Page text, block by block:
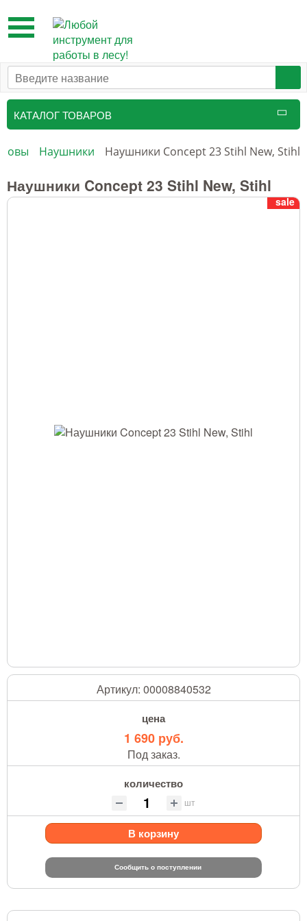
Toggle
navigation
КАТАЛОГ ТОВАРОВ
Наушники Наушники Concept 23 Stihl New, Stihl
Наушники Concept 23 Stihl New, Stihl
sale
Артикул: 00008840532
цена
1 690 руб.
Под заказ.
количество
шт
В корзину
Сообщить о поступлении